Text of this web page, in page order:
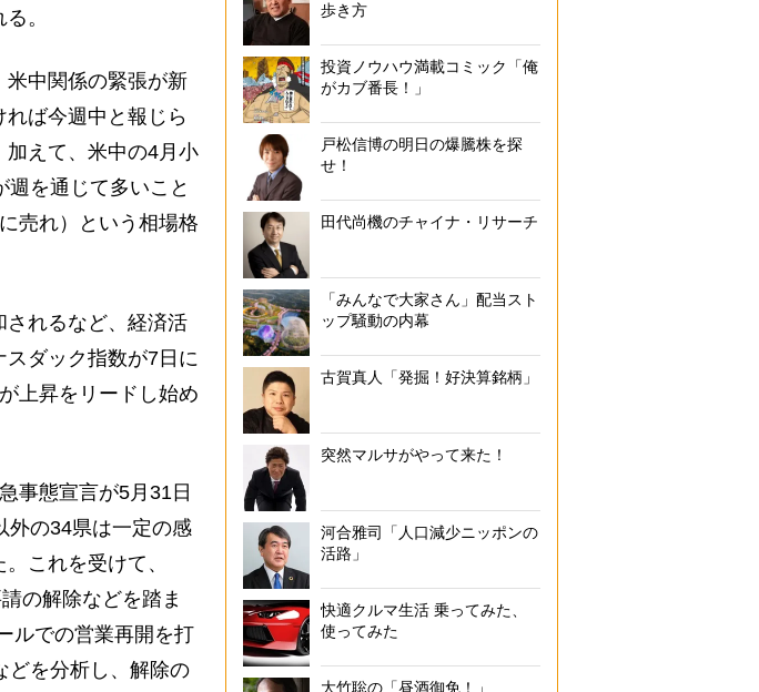
。
中関係の緊張が新
ば今週中と報じら
えて、米中の4月小
を通じて多いこと
売れ）という相場格
れるなど、経済活
ダック指数が7日に
上昇をリードし始め
事態宣言が5月31日
外の34県は一定の感
これを受けて、
の解除などを踏ま
ルでの営業再開を打
どを分析し、解除の
歩き方
投資ノウハウ満載コミック「俺
がカブ番長！」
戸松信博の明日の爆騰株を探
せ！
田代尚機のチャイナ・リサーチ
「みんなで大家さん」配当スト
ップ騒動の内幕
古賀真人「発掘！好決算銘柄」
突然マルサがやって来た！
河合雅司「人口減少ニッポンの
活路」
快適クルマ生活 乗ってみた、
使ってみた
大竹聡の「昼酒御免！」